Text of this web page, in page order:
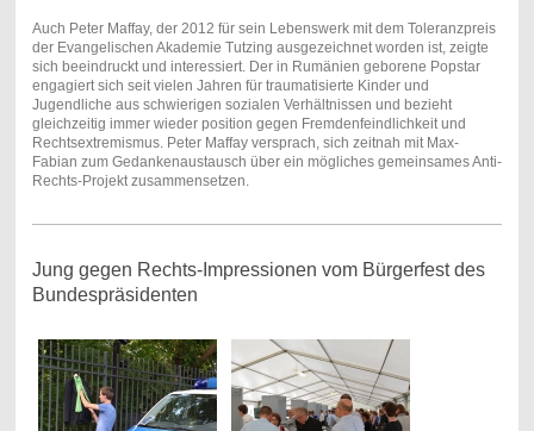
Auch Peter Maffay, der 2012 für sein Lebenswerk mit dem Toleranzpreis
der Evangelischen Akademie Tutzing ausgezeichnet worden ist, zeigte
sich beeindruckt und interessiert. Der in Rumänien geborene Popstar
engagiert sich seit vielen Jahren für traumatisierte Kinder und
Jugendliche aus schwierigen sozialen Verhältnissen und bezieht
gleichzeitig immer wieder position gegen Fremdenfeindlichkeit und
Rechtsextremismus. Peter Maffay versprach, sich zeitnah mit Max-
Fabian zum Gedankenaustausch über ein mögliches gemeinsames Anti-
Rechts-Projekt zusammensetzen.
Jung gegen Rechts-Impressionen vom Bürgerfest des
Bundespräsidenten